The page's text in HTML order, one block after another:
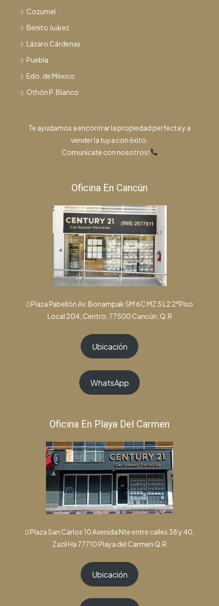
Cozumel
Benito Juárez
Lázaro Cárdenas
Puebla
Edo. de México
Othón P. Blanco
Te ayudamos a encontrar la propiedad perfecta y a
vender la tuya con éxito.
Comunícate con nosotros!
Oficina En Cancún
Plaza Pabellón Av. Bonampak SM 6C MZ 5 L2 2°Piso
Local 204, Centro, 77500 Cancún, Q.R
Ubicación
WhatsApp
Oficina En Playa Del Carmen
Plaza San Carlos 10 Avenida Nte entre calles 38 y 40,
Zazil Ha 77710 Playa del Carmen Q.R
Ubicación